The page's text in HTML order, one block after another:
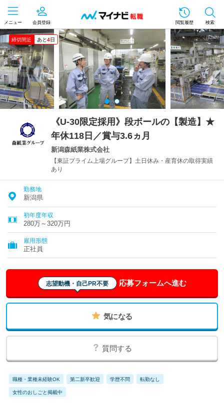
メニュー 会員登録 閲覧履歴 検索
締切間近 あと4日
《U-30限定採用》段ボールの【製造】★
年休118日／賞与3.6ヵ月
新潟森紙業株式会社
【東証プライム上場グループ】土日休み・産育休の取得実績
あり
勤務地
新潟県
初年度年収
280万～320万円
雇用形態
正社員
志望動機・自己PR不要 応募フォームへ進む
気になる
質問する
職種・業種未経験OK 第二新卒歓迎 学歴不問 転勤なし
女性のおしごと掲載中